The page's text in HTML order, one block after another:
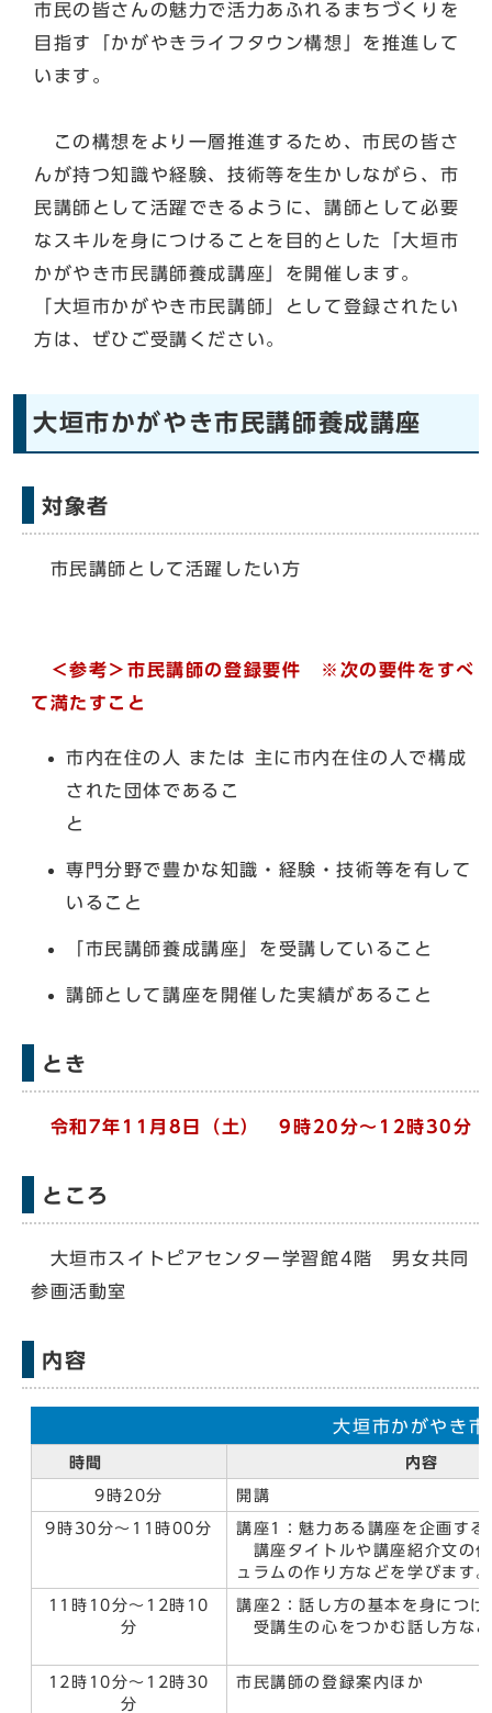
市民の皆さんの魅力で活力あふれるまちづくりを
目指す「かがやきライフタウン構想」を推進して
います。
この構想をより一層推進するため、市民の皆さ
んが持つ知識や経験、技術等を生かしながら、市
民講師として活躍できるように、講師として必要
なスキルを身につけることを目的とした「大垣市
かがやき市民講師養成講座」を開催します。
「大垣市かがやき市民講師」として登録されたい
方は、ぜひご受講ください。
大垣市かがやき市民講師養成講座
対象者
市民講師として活躍したい方
＜参考＞ 市民講師の登録要件 ※次の要件をすべ
て満たすこと
市内在住の人 または 主に市内在住の人で構成
された団体であるこ
と
専門分野で豊かな知識・経験・技術等を有して
いること
「市民講師養成講座」を受講していること
講師として講座を開催した実績があること
とき
令和7年11月8日（土） 9時20分～12時30分
ところ
大垣市スイトピアセンター学習館4階 男女共同
参画活動室
内容
大垣市かがやき
時間 内容
9時20分 開講
9時30分～11時00分
講座1：魅力ある講座を企画する
講座タイトルや講座紹介文の
ュラムの作り方などを学びま
11時10分～12時10
分
講座2：話し方の基本を身につけ
受講生の心をつかむ話し方な
12時10分～12時30
分
市民講師の登録案内ほか